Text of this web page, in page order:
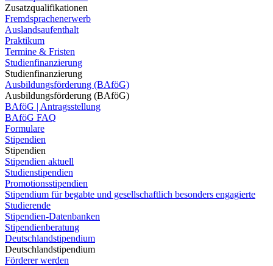
Zusatzqualifikationen
Fremdsprachenerwerb
Auslandsaufenthalt
Praktikum
Termine & Fristen
Studienfinanzierung
Studienfinanzierung
Ausbildungsförderung (BAföG)
Ausbildungsförderung (BAföG)
BAföG | Antragsstellung
BAföG FAQ
Formulare
Stipendien
Stipendien
Stipendien aktuell
Studienstipendien
Promotionsstipendien
Stipendium für begabte und gesellschaftlich besonders engagierte
Studierende
Stipendien-Datenbanken
Stipendienberatung
Deutschlandstipendium
Deutschlandstipendium
Förderer werden